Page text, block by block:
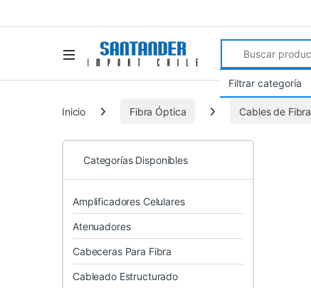
Search for:
Inicio Fibra Óptica Cables de Fibra
Categorías Disponibles
Amplificadores Celulares
Atenuadores
Cabeceras Para Fibra
Cableado Estructurado